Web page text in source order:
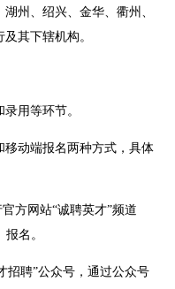
州、绍兴、金华、衢州、
其下辖机构。
用等环节。
移动端报名两种方式，具体
方网站“诚聘英才”频道
名。
招聘”公众号，通过公众号